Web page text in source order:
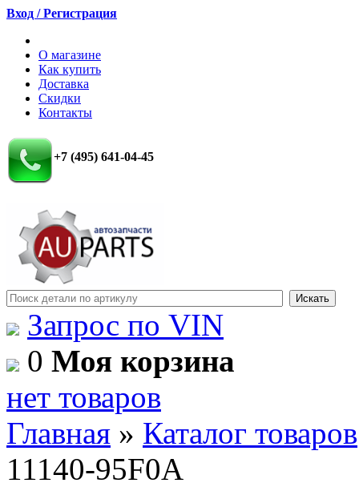
Вход / Регистрация
О магазине
Как купить
Доставка
Скидки
Контакты
+7 (495) 641-04-45
Запрос по VIN
0 Моя корзина
нет товаров
Главная » Каталог товаров
11140-95F0A